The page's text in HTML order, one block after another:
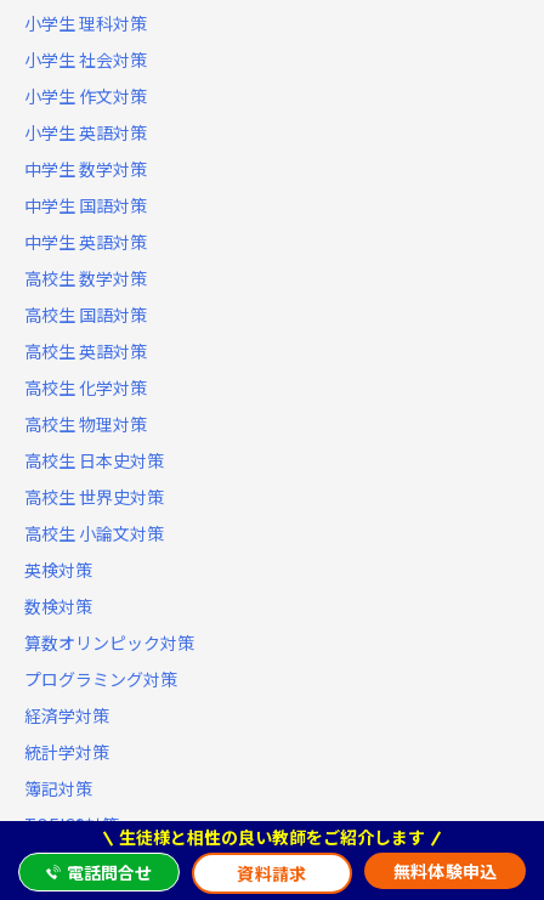
生徒様と相性の良い教師をご紹介します
電話問合せ
資料請求 無料体験申込
小学生 理科対策
小学生 社会対策
小学生 作文対策
小学生 英語対策
中学生 数学対策
中学生 国語対策
中学生 英語対策
高校生 数学対策
高校生 国語対策
高校生 英語対策
高校生 化学対策
高校生 物理対策
高校生 日本史対策
高校生 世界史対策
高校生 小論文対策
英検対策
数検対策
算数オリンピック対策
プログラミング対策
経済学対策
統計学対策
簿記対策
TOEIC®対策
TOEFL対策